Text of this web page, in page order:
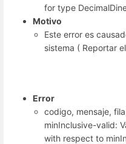
for type
Motivo
Este error es
sistema ( Reportar
Error
codigo, mensaje,
minInclusive-valid:
with respect to